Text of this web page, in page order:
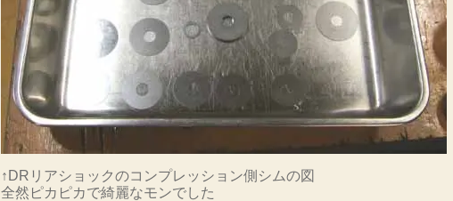
↑DRリアショックのコンプレッション側シムの図
全然ピカピカで綺麗なモンでした